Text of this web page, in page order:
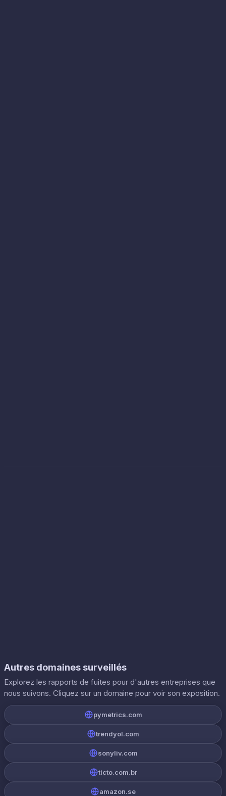
Autres domaines surveillés
Explorez les rapports de fuites pour d'autres entreprises que
nous suivons. Cliquez sur un domaine pour voir son exposition.
pymetrics.com
trendyol.com
sonyliv.com
ticto.com.br
amazon.se